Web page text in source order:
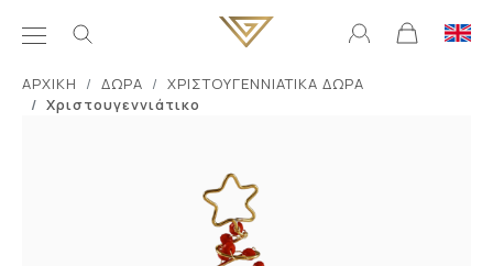
ΑΡΧΙΚΗ ΔΩΡΑ
ΧΡΙΣΤΟΥΓΕΝΝΙΑΤΙΚΑ ΔΩΡΑ
Χριστουγεννιάτικο